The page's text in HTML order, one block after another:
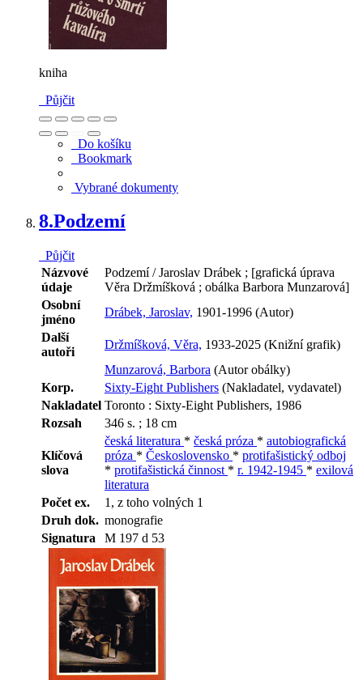
kniha
Půjčit
Do košíku
Bookmark
Vybrané dokumenty
8.Podzemí
Půjčit
Názvové
údaje
Podzemí / Jaroslav Drábek ; [grafická úprava
Věra Držmíšková ; obálka Barbora Munzarová]
Osobní
jméno
Drábek, Jaroslav, 1901-1996 (Autor)
Další
autoři
Držmíšková, Věra, 1933-2025 (Knižní grafik)
Munzarová, Barbora (Autor obálky)
Korp.
Sixty-Eight Publishers (Nakladatel, vydavatel)
Nakladatel Toronto : Sixty-Eight Publishers, 1986
Rozsah
346 s. ; 18 cm
Klíčová
slova
česká literatura * česká próza * autobiografická
próza * Československo * protifašistický odboj
* protifašistická činnost * r. 1942-1945 * exilová
literatura
Počet ex.
1, z toho volných 1
Druh dok. monografie
Signatura
M 197 d 53